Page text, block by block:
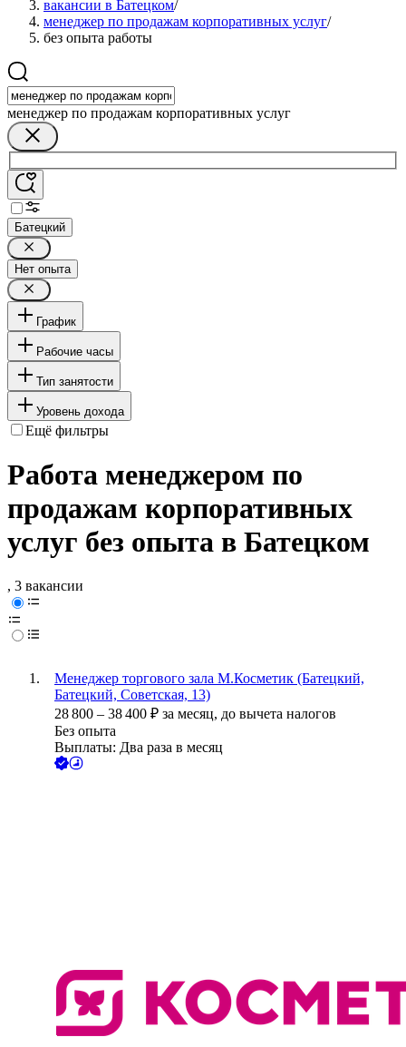
вакансии в Батецком/
менеджер по продажам корпоративных услуг/
без опыта работы
менеджер по продажам корпоративных услуг
Батецкий
Нет опыта
График
Рабочие часы
Тип занятости
Уровень дохода
Ещё фильтры
Работа менеджером по
продажам корпоративных
услуг без опыта в Батецком
, 3 вакансии
Менеджер торгового зала М.Косметик (Батецкий,
Батецкий, Советская, 13)
28 800 – 38 400 ₽ за месяц, до вычета налогов
Без опыта
Выплаты: Два раза в месяц